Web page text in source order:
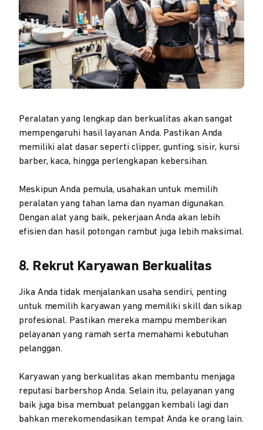
Peralatan yang lengkap dan berkualitas akan sangat
mempengaruhi hasil layanan Anda. Pastikan Anda
memiliki alat dasar seperti clipper, gunting, sisir, kursi
barber, kaca, hingga perlengkapan kebersihan.
Meskipun Anda pemula, usahakan untuk memilih
peralatan yang tahan lama dan nyaman digunakan.
Dengan alat yang baik, pekerjaan Anda akan lebih
efisien dan hasil potongan rambut juga lebih maksimal.
8. Rekrut Karyawan Berkualitas
Jika Anda tidak menjalankan usaha sendiri, penting
untuk memilih karyawan yang memiliki skill dan sikap
profesional. Pastikan mereka mampu memberikan
pelayanan yang ramah serta memahami kebutuhan
pelanggan.
Karyawan yang berkualitas akan membantu menjaga
reputasi barbershop Anda. Selain itu, pelayanan yang
baik juga bisa membuat pelanggan kembali lagi dan
bahkan merekomendasikan tempat Anda ke orang lain.